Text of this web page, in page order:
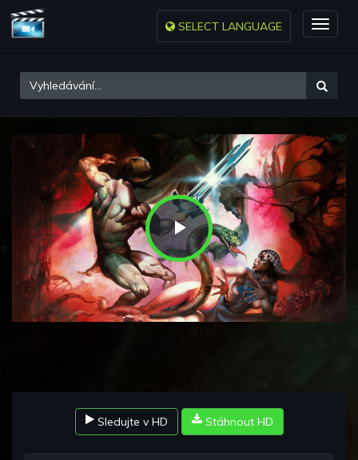
Toggle
SELECT LANGUAGE
Play
Video
Sledujte v HD Stáhnout HD